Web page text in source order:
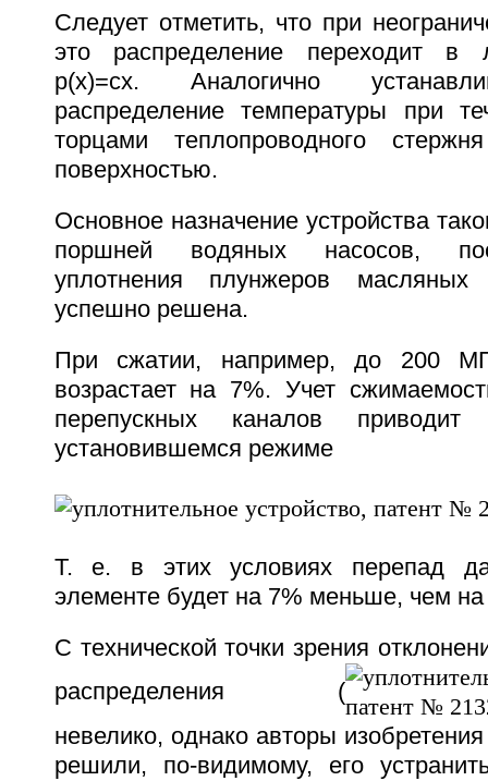
Следует отметить, что при
это распределение переходит в
p(x)=cx. Аналогично
распределение температуры при
торцами теплопроводного
поверхностью.
Основное назначение устройства
поршней водяных насосов,
уплотнения плунжеров
успешно решена.
При сжатии, например, до 200
возрастает на 7%. Учет
перепускных каналов
установившемся режиме
Т. е. в этих условиях перепад
элементе будет на 7% меньше, чем
С технической точки зрения
распределения (
невелико, однако авторы
решили, по-видимому, его